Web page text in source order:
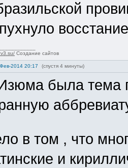
Создание сайтов
2014 20:17 (спустя 4 минуты)
была тема
в том , что
и